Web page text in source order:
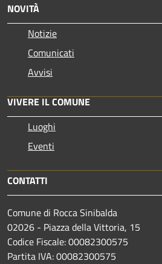
NOVITÀ
Notizie
Comunicati
Avvisi
VIVERE IL COMUNE
Luoghi
Eventi
CONTATTI
Comune di Rocca Sinibalda
02026 - Piazza della Vittoria, 15
Codice Fiscale: 00082300575
Partita IVA: 00082300575